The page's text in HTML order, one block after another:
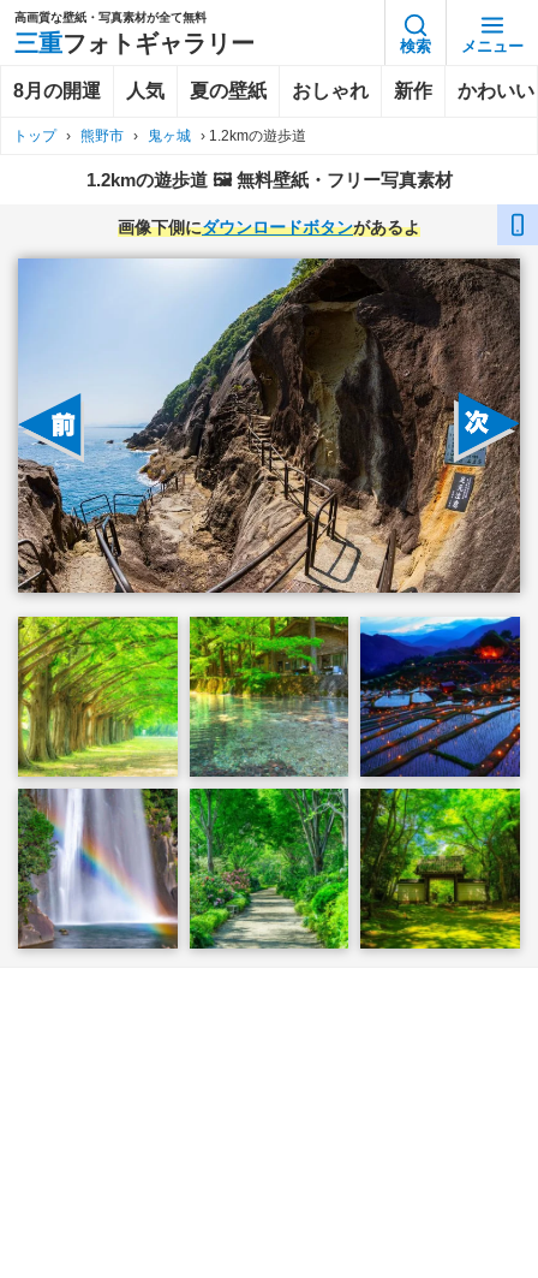
高画質な壁紙・写真素材が全て無料
三重フォトギャラリー 検索 メニュー
8月の開運 人気 夏の壁紙 おしゃれ 新作 かわいい
トップ › 熊野市 › 鬼ヶ城 › 1.2kmの遊歩道
1.2kmの遊歩道 🖼️ 無料壁紙・フリー写真素材
画像下側にダウンロードボタンがあるよ